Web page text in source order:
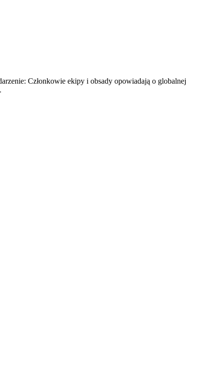
Członkowie ekipy i obsady opowiadają o globalnej